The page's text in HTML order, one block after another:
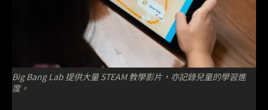
Big Bang Lab 提供大量 STEAM 教學影片，亦記錄兒童的學習進
度。